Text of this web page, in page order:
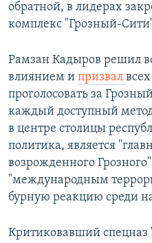
обратной, в лидерах
комплекс "Грозный-
Рамзан Кадыров решил
влиянием и призвал
проголосовать за
каждый доступный
в центре столицы
политика, является
возрожденного
"международным
бурную реакцию среди
Критиковавший